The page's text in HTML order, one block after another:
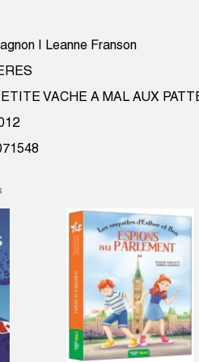
| Leanne Franson
VACHE A MAL AUX